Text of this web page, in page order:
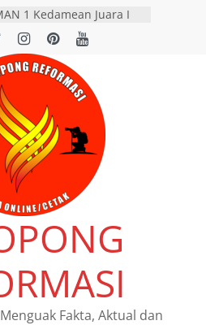
1 Kedamean Juara I
Over HPN 2026 Gresik
dan Satlantas
Gelar Inspeksi
Jalan di Rejoso, 39
Ditilang
POLRES NGANJUK
PERCEPATAN TINDAK
RAPAT FKLL
INSTANSI TERKAIT
Tegaskan
Kasus Laka Lantas
Tuntas dan
Hukum Tetap
Provinsi Jawa Timur
program
dan pembebasan pajak
seluruh kantor Samsat
Fakta, Aktual dan